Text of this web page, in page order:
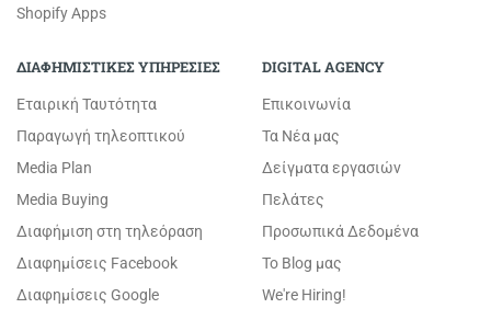
Shopify Apps
ΔΙΑΦΗΜΙΣΤΙΚΕΣ ΥΠΗΡΕΣΙΕΣ
Εταιρική Ταυτότητα
Παραγωγή τηλεοπτικού
Media Plan
Media Buying
Διαφήμιση στη τηλεόραση
Διαφημίσεις Facebook
Διαφημίσεις Google
DIGITAL AGENCY
Επικοινωνία
Τα Νέα μας
Δείγματα εργασιών
Πελάτες
Προσωπικά Δεδομένα
Το Blog μας
We're Hiring!